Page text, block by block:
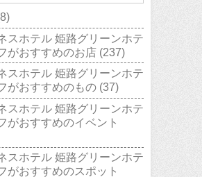
スホテル 姫路グリーンホテ
がおすすめのお店 (237)
スホテル 姫路グリーンホテ
がおすすめのもの (37)
スホテル 姫路グリーンホテ
がおすすめのイベント
スホテル 姫路グリーンホテ
がおすすめのスポット